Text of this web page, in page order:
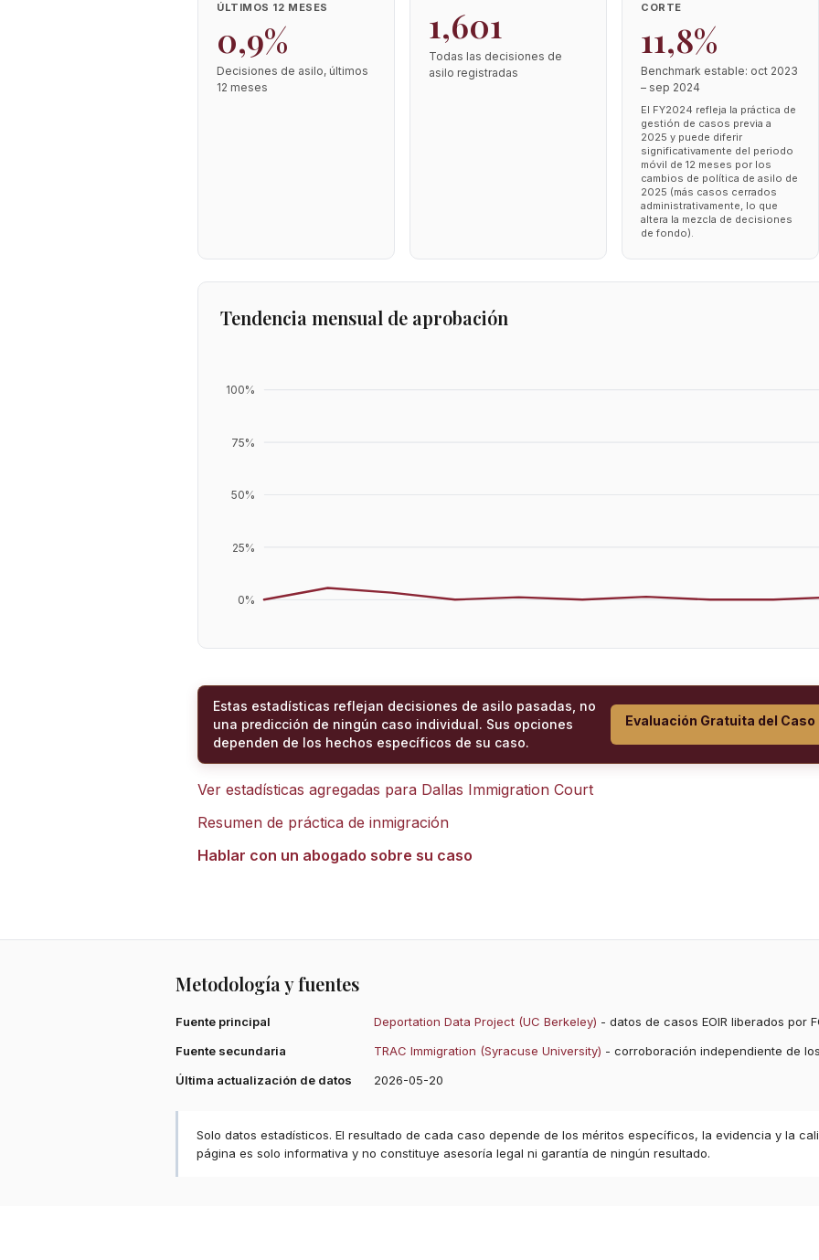
ÚLTIMOS 12 MESES
0,9%
Decisiones de asilo, últimos
12 meses
1,601
Todas las decisiones de
asilo registradas
CORTE
11,8%
Benchmark estable: oct 2023
– sep 2024
El FY2024 refleja la práctica de
gestión de casos previa a
2025 y puede diferir
significativamente del periodo
móvil de 12 meses por los
cambios de política de asilo de
2025 (más casos cerrados
administrativamente, lo que
altera la mezcla de decisiones
de fondo).
Tendencia mensual de aprobación
0%
25%
50%
75%
100%
Estas estadísticas reflejan decisiones de asilo pasadas, no
una predicción de ningún caso individual. Sus opciones
dependen de los hechos específicos de su caso.
Evaluación Gratuita del Caso
Ver estadísticas agregadas para Dallas Immigration Court
Resumen de práctica de inmigración
Hablar con un abogado sobre su caso
Metodología y fuentes
Fuente principal Deportation Data Project (UC Berkeley) - datos de casos EOIR liberados por
Fuente secundaria
TRAC Immigration (Syracuse University) - corroboración independiente de
Última actualización de datos
2026-05-20
Solo datos estadísticos. El resultado de cada caso depende de los méritos específicos, la evidencia y la
página es solo informativa y no constituye asesoría legal ni garantía de ningún resultado.